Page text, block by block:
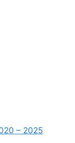
– 2025